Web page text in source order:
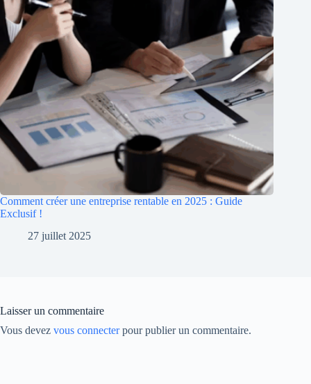
Comment créer une entreprise rentable en 2025 : Guide
Exclusif !
27 juillet 2025
Laisser un commentaire
Vous devez vous connecterpour publier un commentaire.